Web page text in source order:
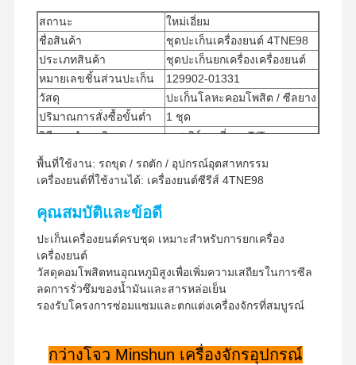
สถานะ
ใหม่เอี่ยม
ชื่อสินค้า
ชุดปะเก็นเครื่องยนต์ 4TNE98
ประเภทสินค้า
ชุดปะเก็นยกเครื่องเครื่องยนต์
หมายเลขชิ้นส่วนปะเก็น
129902-01331
วัสดุ
ปะเก็นโลหะคอมโพสิต / ซีลยาง
ปริมาณการสั่งซื้อขั้นต่ำ
1 ชุด
วิธีการชำระเงิน
เวสเทิร์นยูเนี่ยน, T/T
วิธีจัดส่ง
ที/FedEx
พื้นที่ใช้งาน: รถขุด / รถตัก / อุปกรณ์อุตสาหกรรม
เครื่องยนต์ที่ใช้งานได้: เครื่องยนต์ซีรีส์ 4TNE98
คุณสมบัติและข้อดี
ปะเก็นเครื่องยนต์ครบชุด เหมาะสำหรับการยกเครื่อง
เครื่องยนต์
วัสดุคอมโพสิตทนอุณหภูมิสูงเพื่อเพิ่มความเสถียรในการซีล
ลดการรั่วซึมของน้ำมันและสารหล่อเย็น
รองรับโครงการซ่อมแซมและตกแต่งเครื่องจักรที่สมบูรณ์
กว่างโจว Minshun เครื่องจักรอุปกรณ์